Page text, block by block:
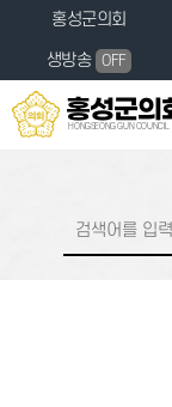
본문바로가기
홍성군의회
생방송
OFF
홍성군의
HONGSEONG GUN COUNCIL